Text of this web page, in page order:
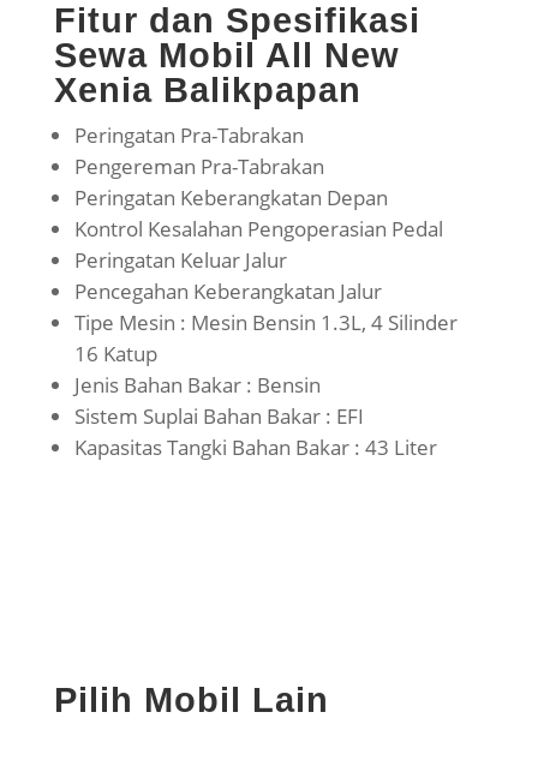
Fitur dan Spesifikasi
Sewa Mobil All New
Xenia Balikpapan
Peringatan Pra-Tabrakan
Pengereman Pra-Tabrakan
Peringatan Keberangkatan Depan
Kontrol Kesalahan Pengoperasian Pedal
Peringatan Keluar Jalur
Pencegahan Keberangkatan Jalur
Tipe Mesin : Mesin Bensin 1.3L, 4 Silinder
16 Katup
Jenis Bahan Bakar : Bensin
Sistem Suplai Bahan Bakar : EFI
Kapasitas Tangki Bahan Bakar : 43 Liter
Pilih Mobil Lain